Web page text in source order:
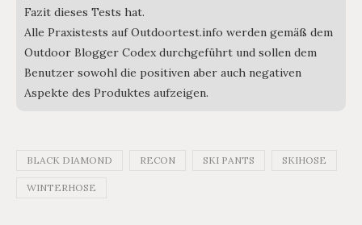
Fazit dieses Tests hat.
Alle Praxistests auf Outdoortest.info werden gemäß dem
Outdoor Blogger Codex durchgeführt und sollen dem
Benutzer sowohl die positiven aber auch negativen
Aspekte des Produktes aufzeigen.
BLACK DIAMOND RECON SKI PANTS SKIHOSE
WINTERHOSE